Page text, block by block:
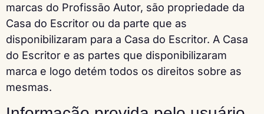
marcas do Profissão Autor, são propriedade da
Casa do Escritor ou da parte que as
disponibilizaram para a Casa do Escritor. A Casa
do Escritor e as partes que disponibilizaram
marca e logo detém todos os direitos sobre as
mesmas.